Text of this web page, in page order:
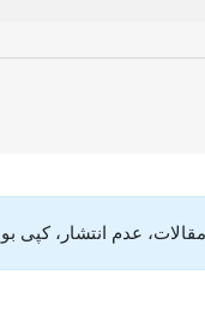
عدم انتشار، کپی